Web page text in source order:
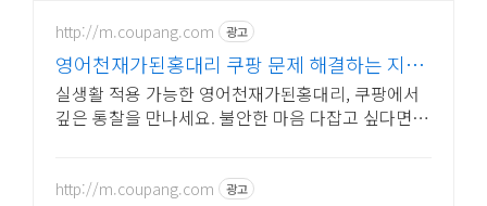
http://m.coupang.com 광고
영어천재가된홍대리 쿠팡 문제 해결하는 지혜
발견
실생활 적용 가능한 영어천재가된홍대리, 쿠팡에서
깊은 통찰을 만나세요. 불안한 마음 다잡고 싶다면,
http://m.coupang.com 광고